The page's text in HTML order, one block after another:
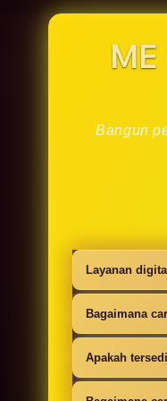
in
modal
Bangun
Layanan
Kami
campaign.
Bagaimana
Setiap
Apakah
Ya,